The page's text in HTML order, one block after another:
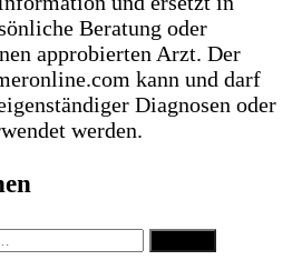
Beratung oder
approbierten Arzt. Der
kann und darf
Diagnosen oder
werden.